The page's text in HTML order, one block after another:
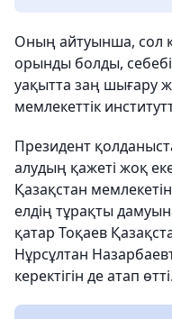
Оның айтуынша, сол
орынды болды, себебі
уақытта заң шығару
мемлекеттік
Президент
алудың қажеті жоқ
Қазақстан
елдің тұрақты
қатар Тоқаев
Нұрсұлтан
керектігін де атап өтті.